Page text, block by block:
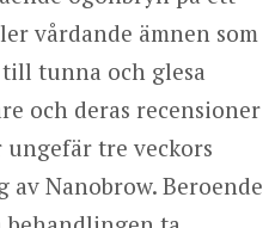
vårdande ämnen som
tunna och glesa
och deras recensioner
tre veckors
Nanobrow. Beroende